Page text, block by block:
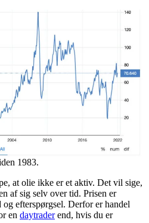
1983.
at olie ikke er et aktiv. Det vil sige,
af sig selv over tid. Prisen er
efterspørgsel. Derfor er handel
en daytraderend, hvis du er